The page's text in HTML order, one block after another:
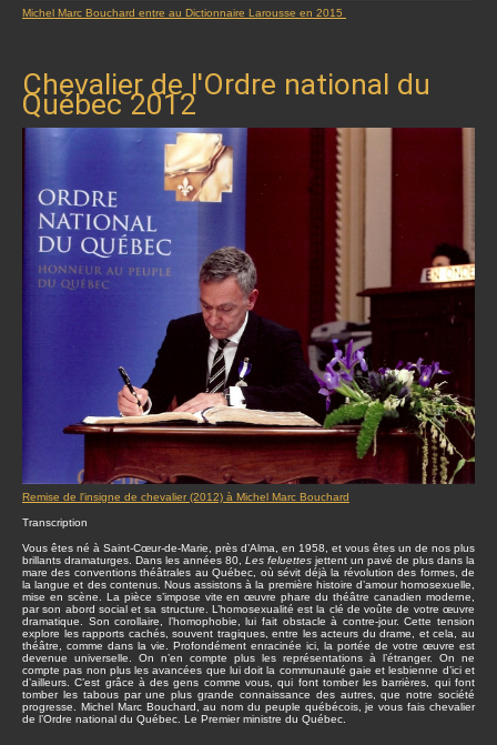
Michel Marc Bouchard entre au Dictionnaire Larousse en 2015
Chevalier de l'Ordre national du
Québec 2012
Remise de l'insigne de chevalier (2012) à Michel Marc Bouchard
Transcription
Vous êtes né à Saint-Cœur-de-Marie, près d’Alma, en 1958, et vous êtes un de nos plus
brillants dramaturges. Dans les années 80, Les feluettes jettent un pavé de plus dans la
mare des conventions théâtrales au Québec, où sévit déjà la révolution des formes, de
la langue et des contenus. Nous assistons à la première histoire d’amour homosexuelle,
mise en scène. La pièce s’impose vite en œuvre phare du théâtre canadien moderne,
par son abord social et sa structure. L’homosexualité est la clé de voûte de votre œuvre
dramatique. Son corollaire, l’homophobie, lui fait obstacle à contre-jour. Cette tension
explore les rapports cachés, souvent tragiques, entre les acteurs du drame, et cela, au
théâtre, comme dans la vie. Profondément enracinée ici, la portée de votre œuvre est
devenue universelle. On n’en compte plus les représentations à l’étranger. On ne
compte pas non plus les avancées que lui doit la communauté gaie et lesbienne d’ici et
d’ailleurs. C’est grâce à des gens comme vous, qui font tomber les barrières, qui font
tomber les tabous par une plus grande connaissance des autres, que notre société
progresse. Michel Marc Bouchard, au nom du peuple québécois, je vous fais chevalier
de l’Ordre national du Québec. Le Premier ministre du Québec.